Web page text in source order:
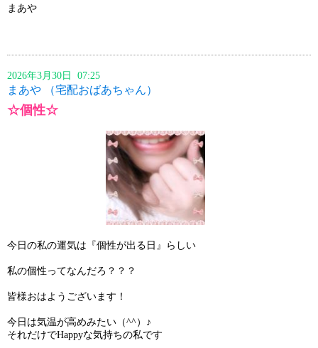
まあや
2026年3月30日 07:25
まあや （宅配おばあちゃん）
☆個性☆
今日の私の運気は『個性が出る日』らしい
私の個性ってなんだろ？？？
皆様おはようございます！
今日は気温が高めみたい（^^）♪
それだけでHappyな気持ちの私です